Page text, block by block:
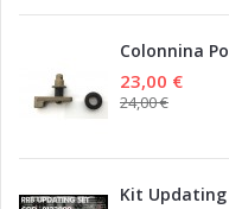
Colonnina
23,00 €
24,00 €
Kit